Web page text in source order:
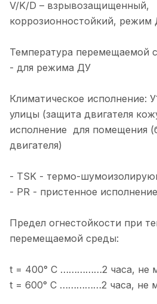
V/K/D – взрывозащищенный,
коррозионностойкий, режим
Температура перемещаемой
- для режима ДУ
Климатическое исполнение:
улицы (защита двигателя
исполнение для помещения
двигателя)
- TSK - термо-
- PR - пристенное исполнение
Предел огнестойкости при
перемещаемой среды:
t = 400° C ……………2 часа, не
t = 600° C ……………2 часа, не